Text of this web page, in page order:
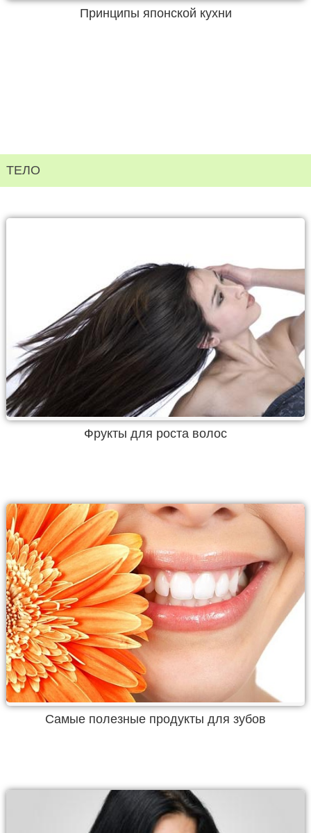
Принципы японской кухни
ТЕЛО
Фрукты для роста волос
Самые полезные продукты для зубов